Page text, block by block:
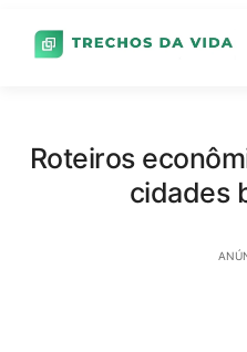
Roteiros
cidades